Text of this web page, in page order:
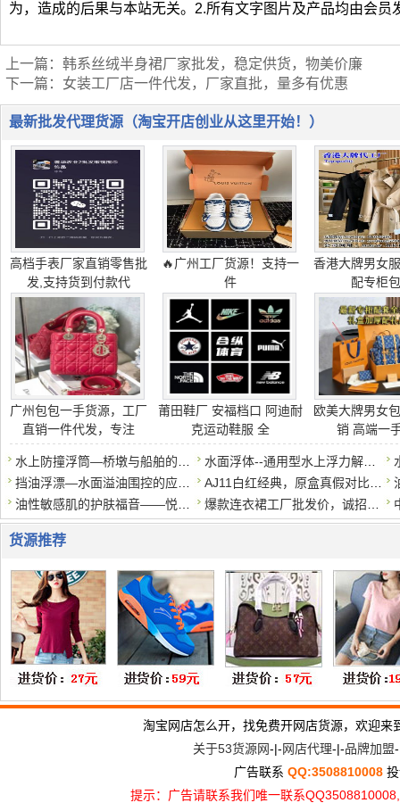
为，造成的后果与本站无关。2.所有文字图片及产品均由会
上一篇： 韩系丝绒半身裙厂家批发，稳定供货，物美价廉
下一篇： 女装工厂店一件代发，厂家直批，量多有优惠
最新批发代理货源（淘宝开店创业从这里开始！）
高档手表厂家直销零售批
发,支持货到付款代
🔥广州工厂货源！支持一
件
香港大牌男女
配专柜
广州包包一手货源，工厂
直销一件代发，专注
莆田鞋厂 安福档口 阿迪耐
克运动鞋服 全
欧美大牌男女
销 高端一
货源推荐
淘宝网店怎么开，找免费开网店货源，欢迎
关于53货源网-|-网店代理-|-品牌加盟
广告联系 QQ:3508810008
提示：广告请联系我们唯一联系